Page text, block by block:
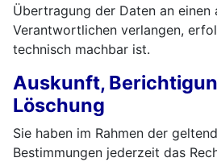
Übertragung der Daten an einen
Verantwortlichen verlangen,
technisch machbar ist.
Auskunft,
Löschung
Sie haben im Rahmen der
Bestimmungen jederzeit das